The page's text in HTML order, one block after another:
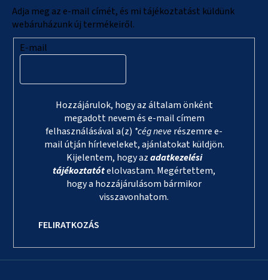
Adja meg az e-mail címét, és mi tájékoztatást küldünk
webáruházunk új termékeiről.
E-mail
Hozzájárulok, hogy az általam önként
megadott nevem és e-mail címem
felhasználásával a(z) *cég neverészemre e-
mail útján hírleveleket, ajánlatokat küldjön.
Kijelentem, hogy azadatkezelési
tájékoztatótelolvastam. Megértettem,
hogy a hozzájárulásom bármikor
visszavonhatom.
FELIRATKOZÁS